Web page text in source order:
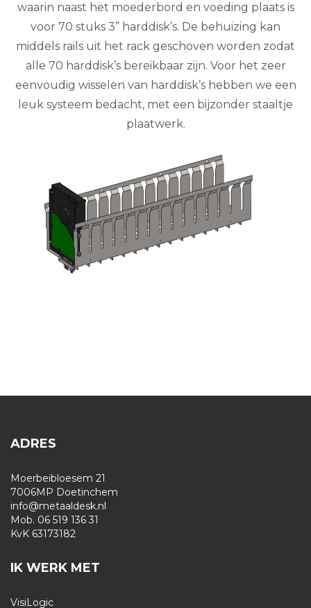
waarin naast het moederbord en voeding plaats is
voor 70 stuks 3” harddisk’s. De behuizing kan
middels rails uit het rack geschoven worden zodat
alle 70 harddisk’s bereikbaar zijn. Voor het zeer
eenvoudig wisselen van harddisk’s hebben we een
leuk systeem bedacht, met een bijzonder staaltje
plaatwerk.
ADRES
Moerbeibloesem 21
7006MP Doetinchem
info@metaaldesk.nl
Mob. 06 519 136 31
KvK 63173182
IK WERK MET
VisiLogic